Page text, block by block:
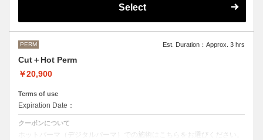
●ご不明な点がある場合お手数ですが、お電話にてご確認くださいま
●髪の長さにより別途ロング料金を頂戴いたします。
M ¥＋1100 L¥＋1650 LL¥＋2200
Select
PERM Est. Duration：Approx. 3 hrs
Cut＋Hot Perm
￥20,900
Terms of use
Expiration Date：
クーポンについて
ホットパーマ（デジタルパーマ）での施術はこちらをお選びください。